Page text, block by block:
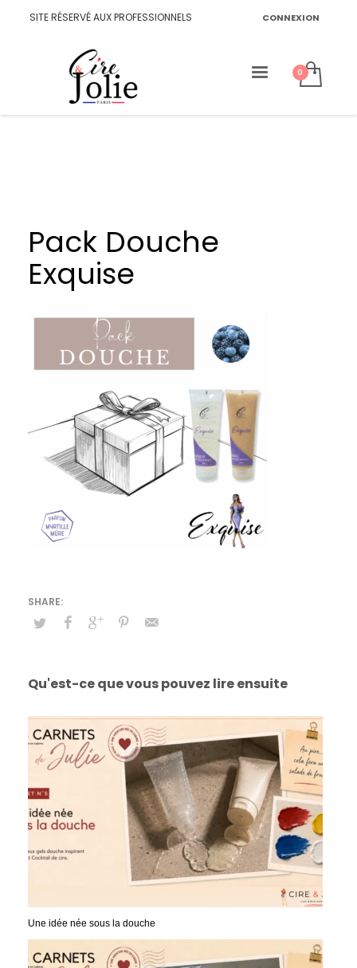
SITE RÉSERVÉ AUX PROFESSIONNELS CONNEXION
Pack Douche
Exquise
Qu'est-ce que vous pouvez lire ensuite
Une idée née sous la douche